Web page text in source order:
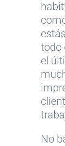
todo
el
No